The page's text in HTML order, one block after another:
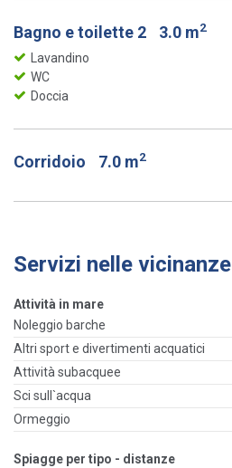
Bagno e toilette 2 3.0 m2
Lavandino
WC
Doccia
Corridoio 7.0 m2
Servizi nelle vicinanze
Attività in mare
Noleggio barche
Altri sport e divertimenti acquatici
Attività subacquee
Sci sull`acqua
Ormeggio
Spiagge per tipo - distanze